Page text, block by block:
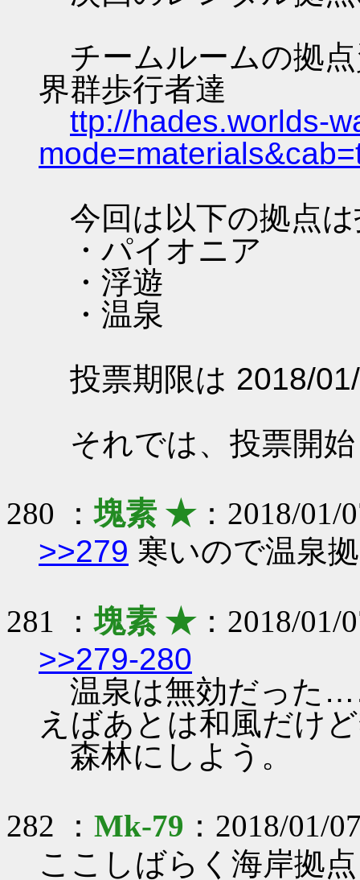
チームルームの拠
界群歩行者達
ttp://hades.worlds-
今回は以下の拠点
・パイオニア
・浮遊
・温泉
投票期限は 2018/
それでは、投票開
280 ：塊素 ★：2018/01/
>>279 寒いので温泉
281 ：塊素 ★：2018/01/
>>279-280
温泉は無効だった
えばあとは和風だけ
森林にしよう。
282 ： Mk-79 ：2018/01/
ここしばらく海岸拠